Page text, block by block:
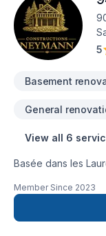
5
Basement
General
View all 6
Basée dans les
résidentielle avec
centrée sur la
général, nous
Member Since 2023